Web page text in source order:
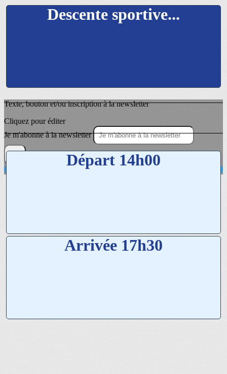
Texte, bouton et/ou inscription à la newsletter
Cliquez pour éditer
Je m'abonne à la newsletter
Descente sportive...
Départ 14h00
Arrivée 17h30